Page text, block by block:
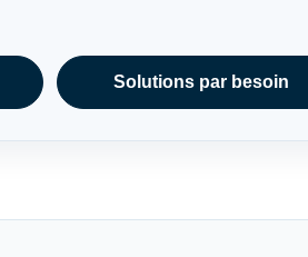
Solutions par besoin